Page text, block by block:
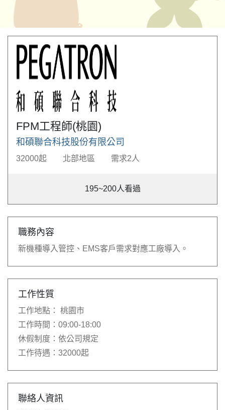
FPM工程師(桃園)
和碩聯合科技股份有限公司
32000起 北部地區 需求2人
195~200人看過
職務內容
新機種導入管控、EMS客戶需求對應工廠導入。
工作性質
工作地點：
桃園市
工作時間： 09:00-18:00
休假制度： 依公司規定
工作待遇： 32000起
聯絡人資訊